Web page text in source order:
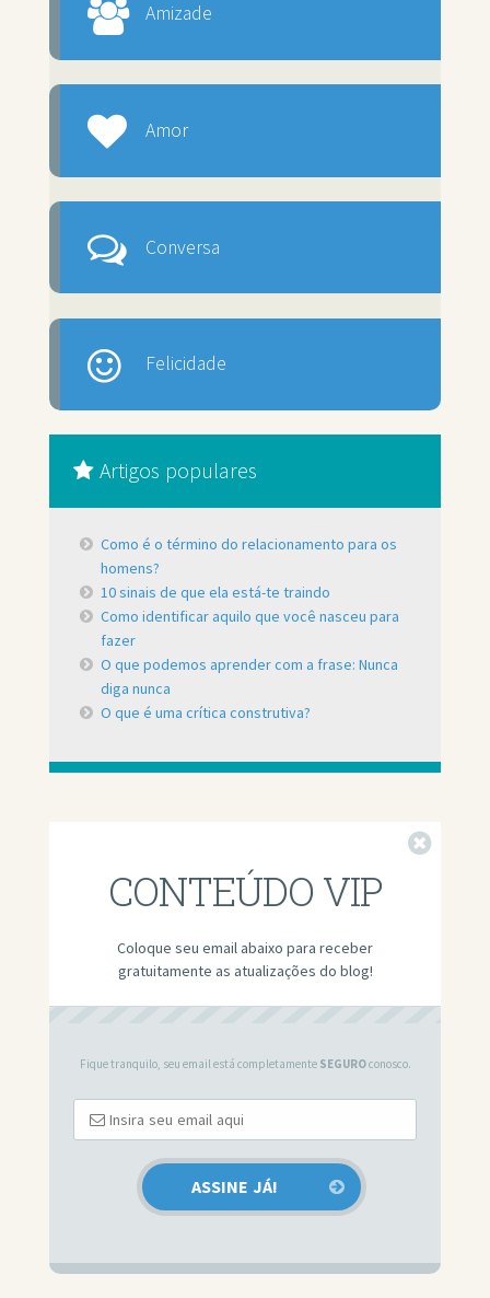
Amizade
Amor
Conversa
Felicidade
Artigos populares
Como é o término do relacionamento para os
homens?
10 sinais de que ela está-te traindo
Como identificar aquilo que você nasceu para
fazer
O que podemos aprender com a frase: Nunca
diga nunca
O que é uma crítica construtiva?
CONTEÚDO VIP
Coloque seu email abaixo para receber
gratuitamente as atualizações do blog!
Fique tranquilo, seu email está completamente SEGUROconosco.